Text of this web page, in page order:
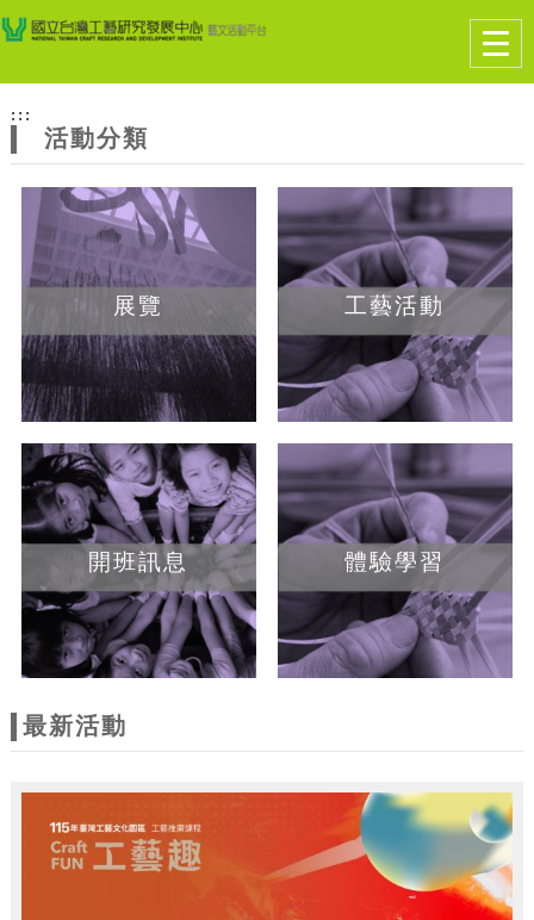
網
站
主
題
跳到主要內容
網站導覽
:::
活動分類
展覽 工藝活動
開班訊息 體驗學習
最新活動